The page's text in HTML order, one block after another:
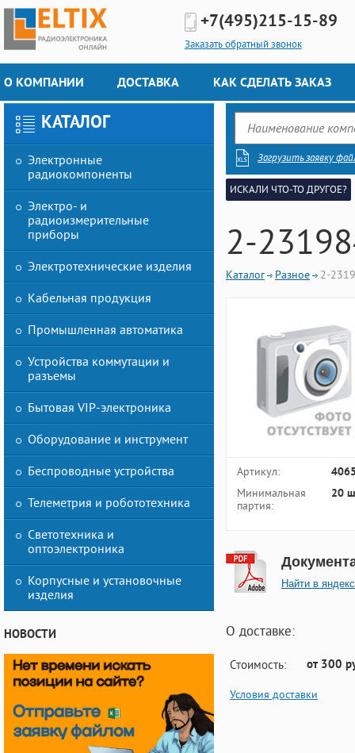
+7(495)215-15-89
Заказать обратный звонок
О КОМПАНИИ ДОСТАВКА КАК СДЕЛАТЬ ЗАКАЗ
КАТАЛОГ
Электронные
радиокомпоненты
Электро- и
радиоизмерительные
приборы
Электротехнические изделия
Кабельная продукция
Промышленная автоматика
Устройства коммутации и
разъемы
Бытовая VIP-электроника
Оборудование и инструмент
Беспроводные устройства
Телеметрия и робототехника
Светотехника и
оптоэлектроника
Корпусные и установочные
изделия
НОВОСТИ
Загрузить заявку
ИСКАЛИ ЧТО-ТО ДРУГОЕ?
2-
Каталог Разное 2-
Артикул:
Минимальная
партия:
20
Найти в яндекс
О доставке:
Стоимость: от 300
Условия доставки